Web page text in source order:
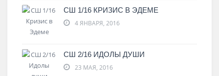
СШ 1/16 КРИЗИС В ЭДЕМЕ
4 ЯНВАРЯ, 2016
СШ 2/16 ИДОЛЫ ДУШИ
23 МАЯ, 2016